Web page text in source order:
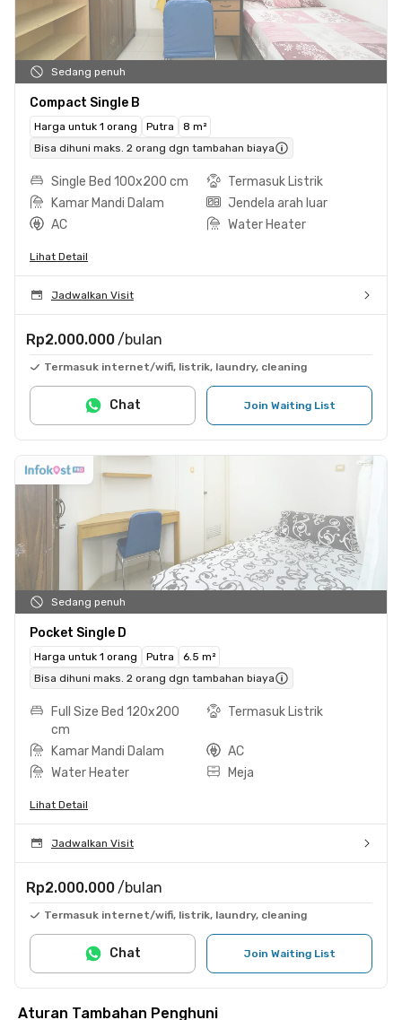
Sedang penuh
Compact Single B
Harga untuk 1 orang Putra
8 m²
Bisa dihuni maks. 2 orang dgn tambahan biaya
Single Bed 100x200 cm
Termasuk Listrik
Kamar Mandi Dalam
Jendela arah luar
AC
Water Heater
Lihat Detail
Jadwalkan Visit
Rp2.000.000 /bulan
Termasuk internet/wifi, listrik, laundry, cleaning
Join Waiting List
Chat
Sedang penuh
Pocket Single D
Harga untuk 1 orang Putra
6.5 m²
Bisa dihuni maks. 2 orang dgn tambahan biaya
Full Size Bed 120x200
cm
Termasuk Listrik
Kamar Mandi Dalam
AC
Water Heater
Meja
Lihat Detail
Jadwalkan Visit
Rp2.000.000 /bulan
Termasuk internet/wifi, listrik, laundry, cleaning
Join Waiting List
Chat
Aturan Tambahan Penghuni